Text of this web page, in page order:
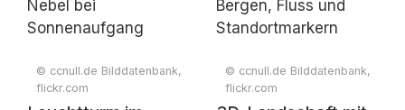
© ccnull.de Bilddatenbank,
flickr.com
© ccnull.de Bilddatenbank,
flickr.com